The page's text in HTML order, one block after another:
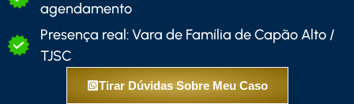
agendamento
Presença real: Vara de Família de Capão Alto /
TJSC
Tirar Dúvidas Sobre Meu Caso